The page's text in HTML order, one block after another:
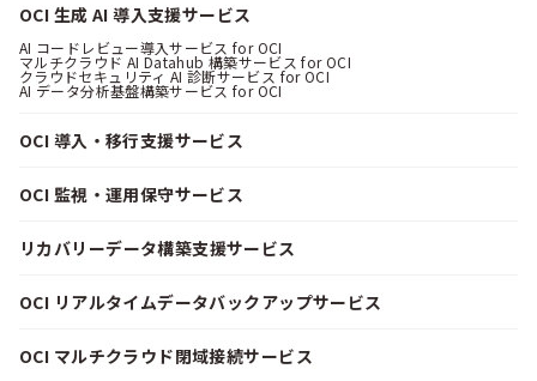
OCI 生成 AI 導入支援サービス
AI コードレビュー導入サービス for OCI
マルチクラウド AI Datahub 構築サービス for OCI
クラウドセキュリティ AI 診断サービス for OCI
AI データ分析基盤構築サービス for OCI
OCI 導入・移行支援サービス
OCI 監視・運用保守サービス
リカバリーデータ構築支援サービス
OCI リアルタイムデータバックアップサービス
OCI マルチクラウド閉域接続サービス